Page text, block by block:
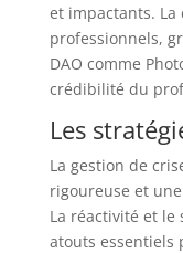
et impactants. La
professionnels,
DAO comme
crédibilité du
Les
La gestion de
rigoureuse et
La réactivité et le
atouts essentiels